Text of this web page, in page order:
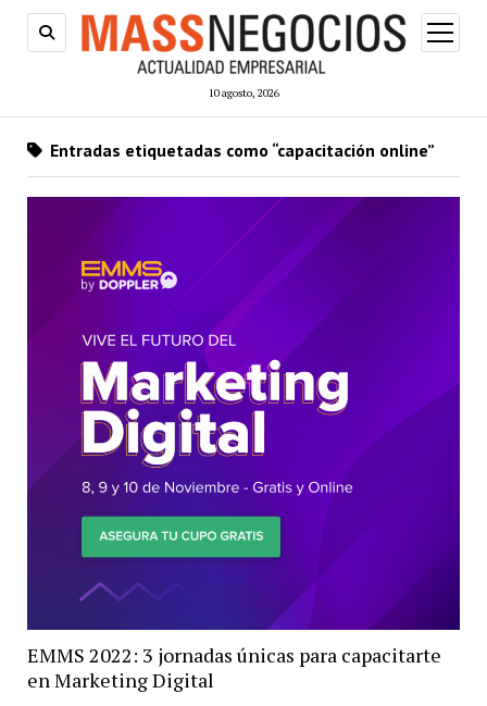
10 agosto, 2026
abrir
menú
Entradas etiquetadas como “capacitación online”
EMMS 2022: 3 jornadas únicas para capacitarte
en Marketing Digital